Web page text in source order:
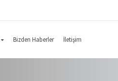
Bizden Haberler İletişim